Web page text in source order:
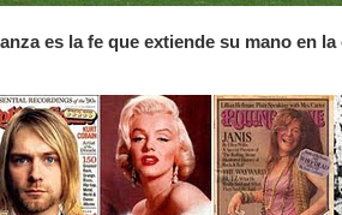
es la fe que extiende su mano en